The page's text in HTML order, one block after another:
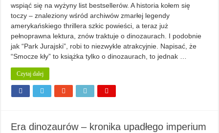
wspiąć się na wyżyny list bestsellerów. A historia kołem się
toczy – znaleziony wśród archiwów zmarłej legendy
amerykańskiego thrillera szkic powieści, a teraz już
pełnoprawna lektura, znów traktuje o dinozaurach. I podobnie
jak “Park Jurajski”, robi to niezwykle atrakcyjnie. Napisać, że
“Smocze kły” to książka tylko o dinozaurach, to jednak …
Czytaj dalej
Era dinozaurów – kronika upadłego imperium